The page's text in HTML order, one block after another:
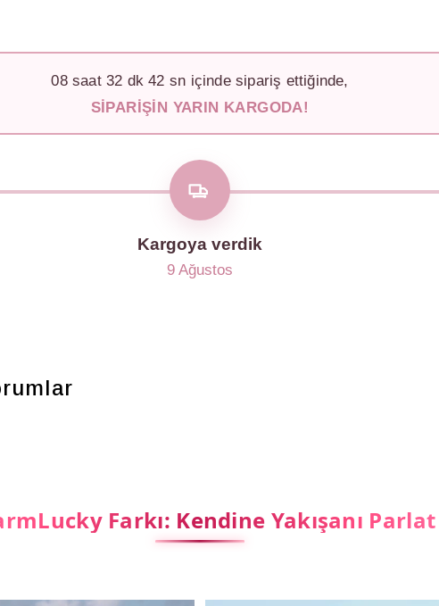
08saat32 dk39 sn içinde sipariş ettiğinde,
SIPARIŞIN YARIN KARGODA!
Kargoya verdik
9 Ağustos
Farkı: Kendine Yakışanı Parlat